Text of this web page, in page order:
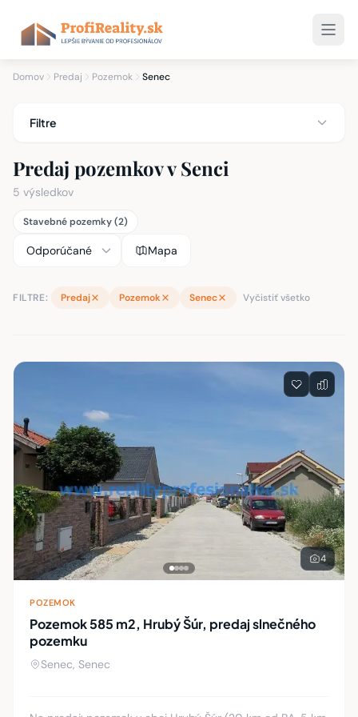
Domov Predaj Pozemok Senec
Filtre
Predaj pozemkov v Senci
5 výsledkov
Stavebné pozemky (2)
Mapa
FILTRE: Predaj Pozemok Senec Vyčistiť všetko
Zoznam nehnuteľností
4
POZEMOK
Pozemok 585 m2, Hrubý Šúr, predaj slnečného
pozemku
Senec, Senec